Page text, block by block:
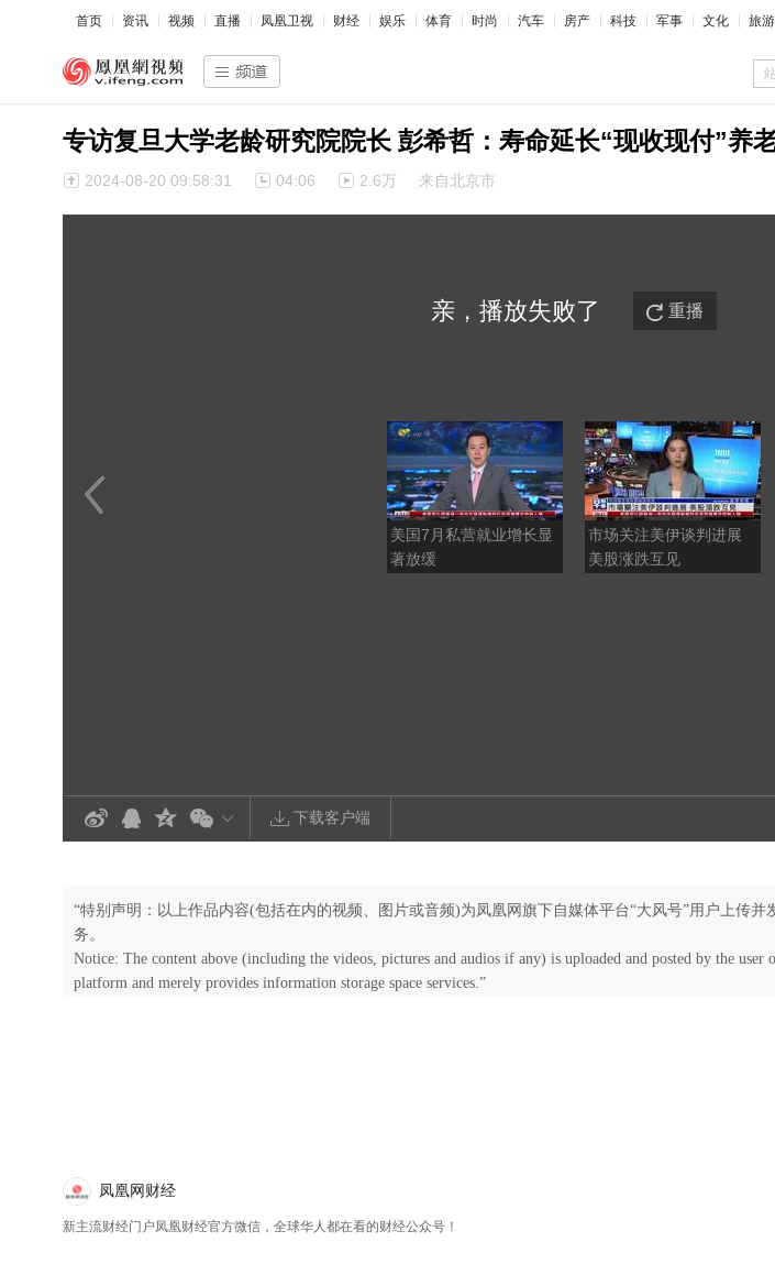
首页 资讯 视频 直播 凤凰卫视 财经 娱乐 体育 时尚 汽车 房产 科技 军事 文化 旅游
专访复旦大学老龄研究院院长 彭希哲：寿命延长“现收现付”养
2024-08-20 09:58:31 04:06 2.6万 来自北京市
亲，播放失败了 重播
美国7月私营就业增长显
著放缓
市场关注美伊谈判进展
美股涨跌互见
下载客户端
“特别声明：以上作品内容(包括在内的视频、图片或音频)为凤凰网旗下自媒体平台“大风号”用户上传
务。
Notice: The content above (including the videos, pictures and audios if any) is uploaded and posted by the
platform and merely provides information storage space services.”
凤凰网财经
新主流财经门户凤凰财经官方微信，全球华人都在看的财经公众号！